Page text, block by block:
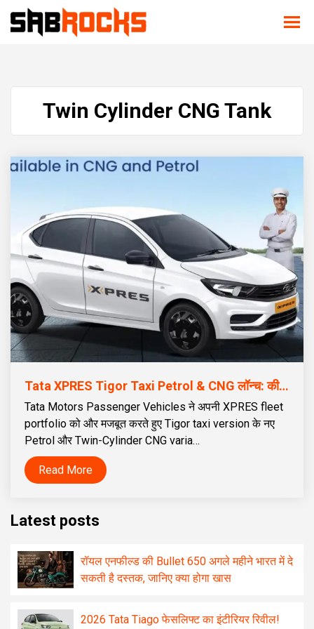
Twin Cylinder CNG Tank
Tata XPRES Tigor Taxi Petrol & CNG लॉन्च: कीमत ₹5.59 लाख से शुरू | 70L Twin Cylinder CNG टैंक
Tata Motors Passenger Vehicles ने अपनी XPRES fleet
portfolio को और मजबूत करते हुए Tigor taxi version के नए
Petrol और Twin-Cylinder CNG varia…
Read More
Latest posts
रॉयल एनफील्ड की Bullet 650 अगले महीने भारत में दे
सकती है दस्तक, जानिए क्या होगा खास
2026 Tata Tiago फेसलिफ्ट का इंटीरियर रिवील!